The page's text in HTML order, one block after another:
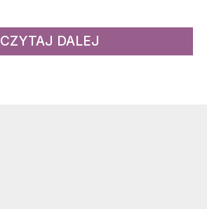
CZYTAJ DALEJ